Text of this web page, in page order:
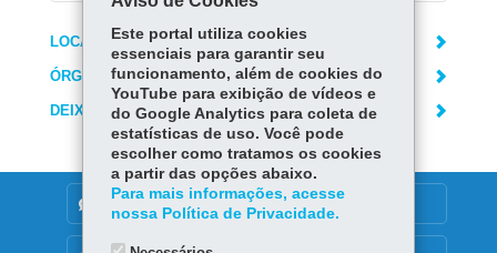
LOCAIS DE ATENDIMENTO
ÓRGÃO RESPONSÁVEL
DEIXE SUA OPINIÃO
DENUNCIE CORRUPÇÃO
Este portal utiliza cookies
essenciais para garantir seu
funcionamento, além de cookies do
YouTube para exibição de vídeos e
do Google Analytics para coleta de
estatísticas de uso. Você pode
escolher como tratamos os cookies
a partir das opções abaixo.
Para mais informações, acesse
nossa Política de Privacidade.